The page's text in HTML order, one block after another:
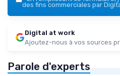
des fins commerciales par
Digital at work
Ajoutez-nous à vos sources
Parole d'experts